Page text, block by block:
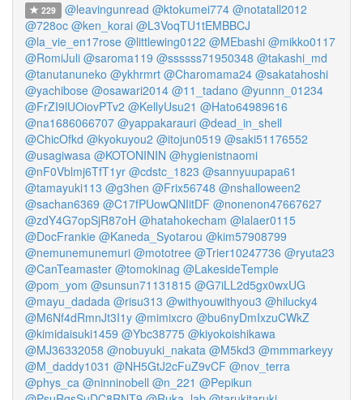
229 @leavingunread @ktokumei774 @notatall2012
@728oc @ken_korai @L3VoqTU1tEMBBCJ
@la_vie_en17rose @littlewing0122 @MEbashi @mikko0117
@RomiJuli @saroma119 @ssssss71950348 @takashi_md
@tanutanuneko @ykhrmrt @Charomama24 @sakatahoshi
@yachibose @osawari2014 @11_tadano @yunnn_01234
@FrZI9lUOiovPTv2 @KellyUsu21 @Hato64989616
@na1686066707 @yappakarauri @dead_in_shell
@ChicOfkd @kyokuyou2 @itojun0519 @saki51176552
@usagiwasa @KOTONININ @hygienistnaomi
@nF0Vblmj6TfT1yr @cdstc_1823 @sannyuupapa61
@tamayuki113 @g3hen @Frix56748 @nshalloween2
@sachan6369 @C17fPUowQNIitDF @nonenon47667627
@zdY4G7opSjR87oH @hatahokecham @lalaer0115
@DocFrankie @Kaneda_Syotarou @kim57908799
@nemunemunemuri @mototree @Trier10247736 @ryuta23
@CanTeamaster @tomokinag @LakesideTemple
@pom_yom @sunsun71131815 @G7iLL2d5gx0wxUG
@mayu_dadada @risu313 @withyouwithyou3 @hilucky4
@M6Nf4dRmnJt3I1y @mimixcro @bu6nyDmIxzuCWkZ
@kimidaisuki1459 @Ybc38775 @kiyokoishikawa
@MJ36332058 @nobuyuki_nakata @M5kd3 @mmmarkeyy
@M_daddy1031 @NH5GtJ2cFuZ9vCF @nov_terra
@phys_ca @ninninobell @n_221 @Pepikun